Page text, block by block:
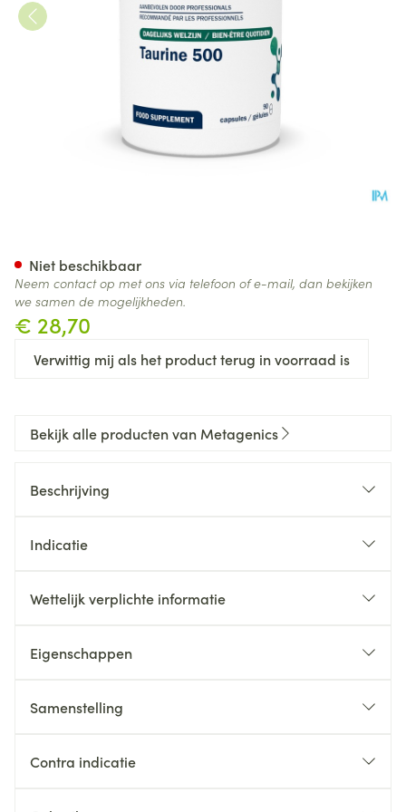
€ 28,70
Verwittig mij als het product terug in voorraad is
Niet beschikbaar
Neem contact op met ons via telefoon of e-mail, dan bekijken
we samen de mogelijkheden.
Bekijk alle producten van Metagenics
Beschrijving
Indicatie
Wettelijk verplichte informatie
Eigenschappen
Samenstelling
Contra indicatie